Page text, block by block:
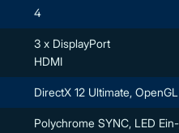
4
3 x DisplayPort
HDMI
DirectX 12 Ultimate,
Polychrome SYNC, LED